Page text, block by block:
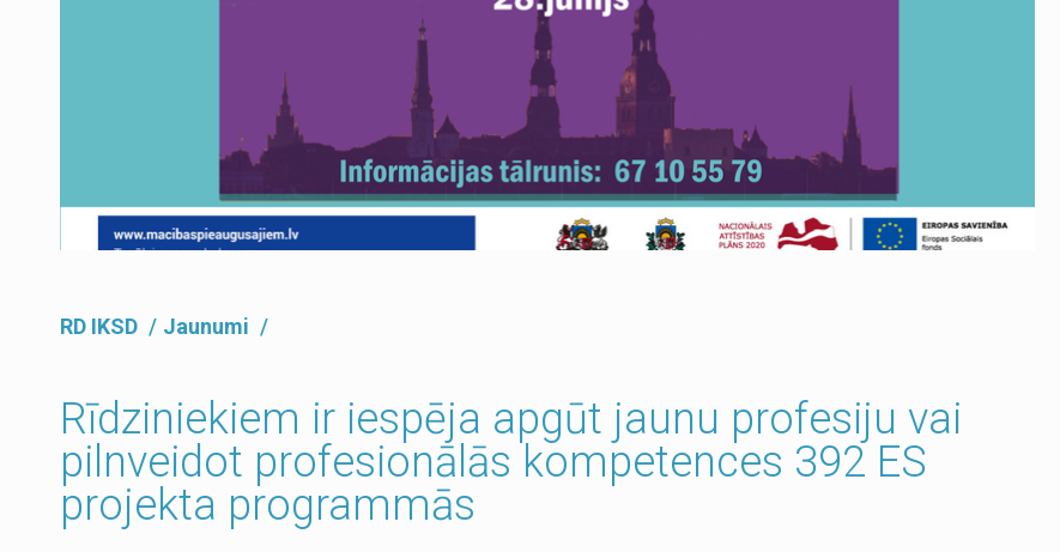
RD IKSD Jaunumi
Rīdziniekiem ir iespēja apgūt jaunu profesiju vai
pilnveidot profesionālās kompetences 392 ES
projekta programmās